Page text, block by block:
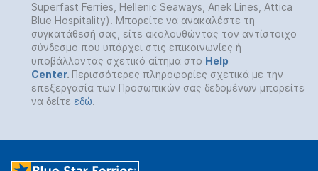
Superfast Ferries, Hellenic Seaways, Anek Lines, Attica
Blue Hospitality). Μπορείτε να ανακαλέστε τη
συγκατάθεσή σας, είτε ακολουθώντας τον αντίστοιχο
σύνδεσμο που υπάρχει στις επικοινωνίες ή
υποβάλλοντας σχετικό αίτημα στο Help
Center. Περισσότερες πληροφορίες σχετικά με την
επεξεργασία των Προσωπικών σας δεδομένων μπορείτε
να δείτε εδώ.